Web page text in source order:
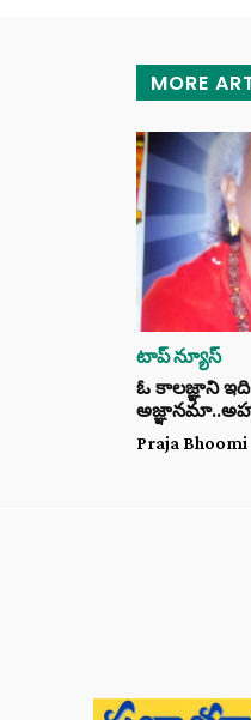
MORE
టాప్ న్యూస్
ఓ కాలజ్ఞాని
Praja Bhoomi